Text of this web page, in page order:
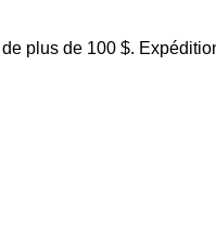
plus de 100 $.